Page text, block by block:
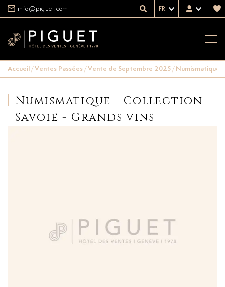
info@piguet.com FR
Accueil/Ventes Passées/Vente de Septembre 2025/Numismatique
Numismatique - Collection
Savoie - Grands vins